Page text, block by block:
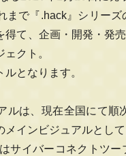
まで『.hack』シリー
得て、企画・開発・発
クト。
となります。
ルは、現在全国にて
メインビジュアルとし
サイバーコネクトツ